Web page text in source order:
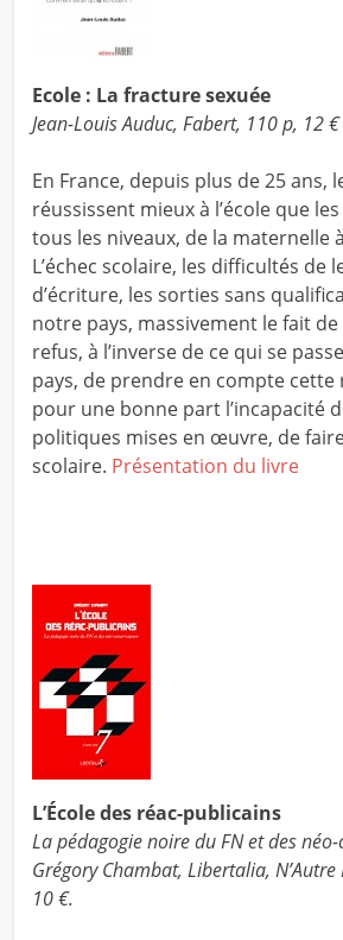
Ecole : La fracture sexuée
Jean-Louis Auduc, Fabert, 110 p, 12 €
En France, depuis plus de 25 ans,
réussissent mieux à l’école que
tous les niveaux, de la maternelle
L’échec scolaire, les difficultés de
d’écriture, les sorties sans
notre pays, massivement le fait de
refus, à l’inverse de ce qui se
pays, de prendre en compte cette
pour une bonne part l’incapacité
politiques mises en œuvre, de
scolaire. Présentation du livre
L’École des réac-publicains
La pédagogie noire du FN et des
Grégory Chambat, Libertalia, N’Autre
10 €.